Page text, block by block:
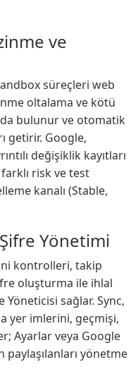
ve
süreçleri web
oltalama ve kötü
bulunur ve otomatik
getirir. Google,
değişiklik kayıtları
risk ve test
kanalı (Stable,
Yönetimi
kontrolleri, takip
oluşturma ile ihlal
sağlar. Sync,
yer imlerini, geçmişi,
Ayarlar veya Google
yönetme